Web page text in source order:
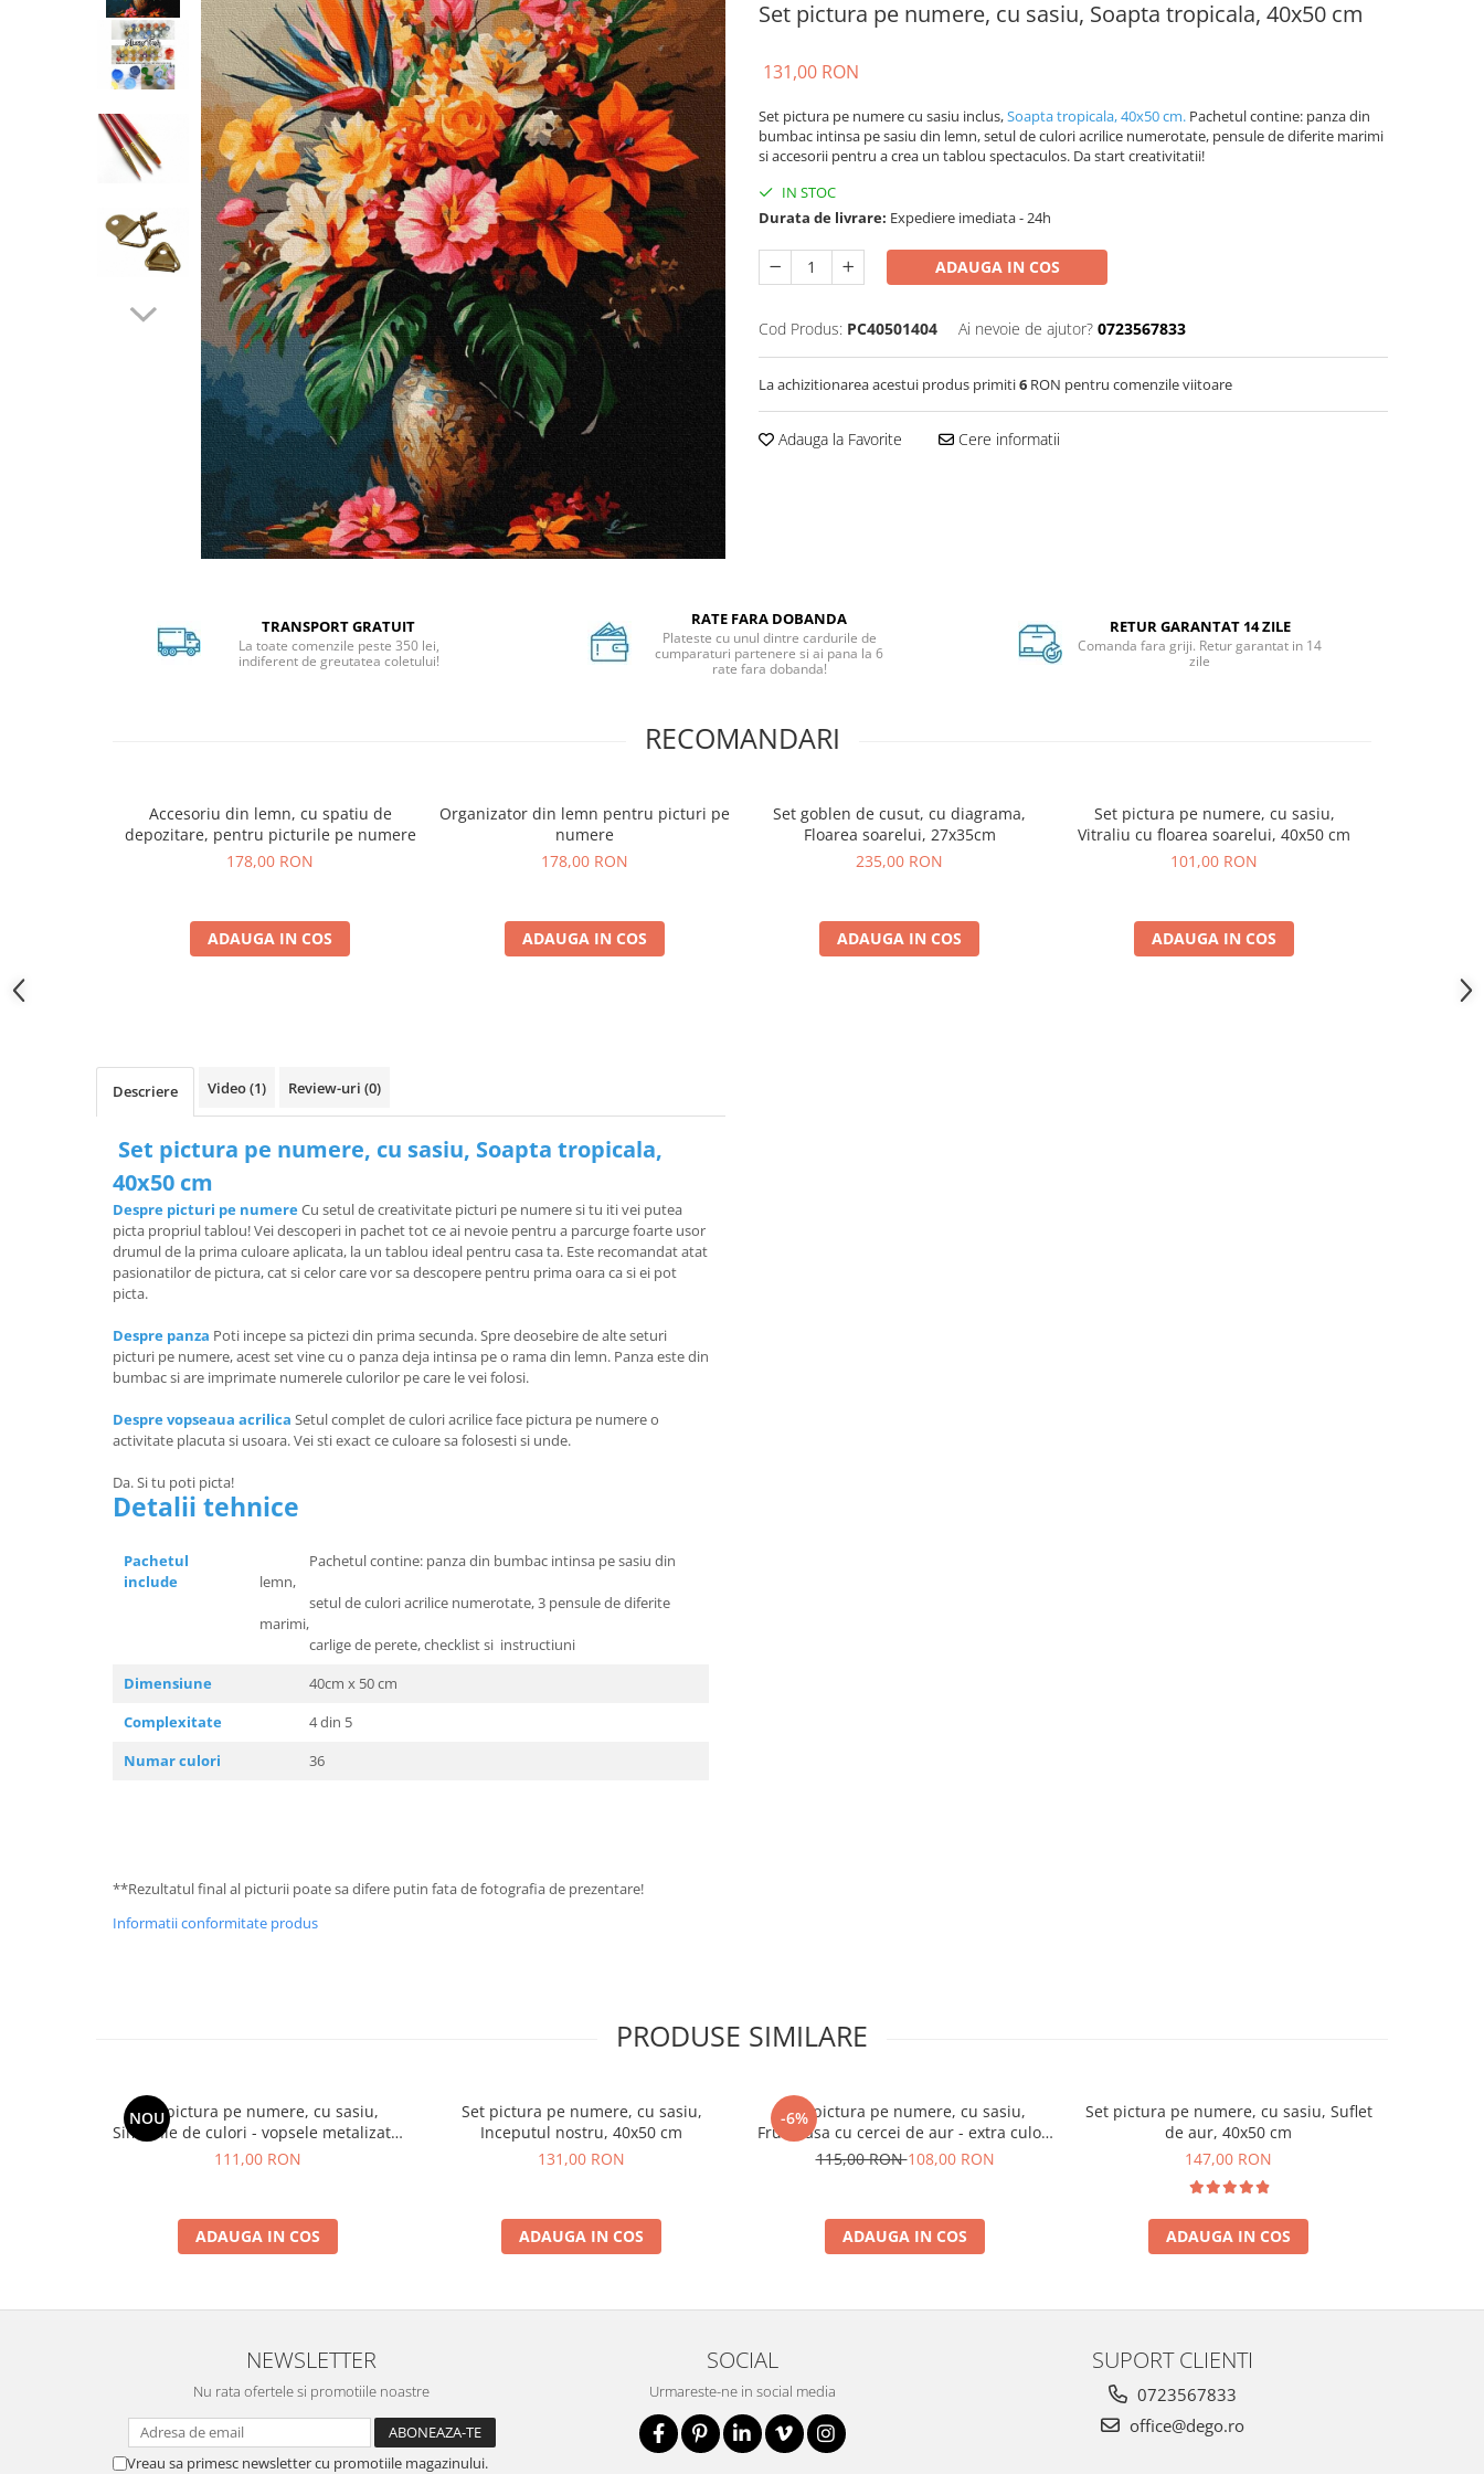
Set pictura pe numere, cu sasiu, Soapta tropicala, 40x50 cm
Facebook
131,00 RON
Set pictura pe numere cu sasiu inclus,Soapta tropicala, 40x50 cm. Pachetul contine: panza din
bumbac intinsa pe sasiu din lemn, setul de culori acrilice numerotate, pensule de diferite marimi
si accesorii pentru a crea un tablou spectaculos. Da start creativitatii!
IN STOC
Durata de livrare: Expediere imediata - 24h
ADAUGA IN COS
Cod Produs: PC40501404 Ai nevoie de ajutor? 0723567833
La achizitionarea acestui produs primiti6 RON pentru comenzile viitoare
Adauga la Favorite Cere informatii
TRANSPORT GRATUIT
La toate comenzile peste 350 lei,
indiferent de greutatea coletului!
RATE FARA DOBANDA
Plateste cu unul dintre cardurile de
cumparaturi partenere si ai pana la 6
rate fara dobanda!
RETUR GARANTAT 14 ZILE
Comanda fara griji. Retur garantat in 14
zile
RECOMANDARI
Accesoriu din lemn, cu spatiu de
depozitare, pentru picturile pe numere
178,00 RON
ADAUGA IN COS
Organizator din lemn pentru picturi pe
numere
178,00 RON
ADAUGA IN COS
Set goblen de cusut, cu diagrama,
Floarea soarelui, 27x35cm
235,00 RON
ADAUGA IN COS
Set pictura pe numere, cu sasiu,
Vitraliu cu floarea soarelui, 40x50 cm
101,00 RON
ADAUGA IN COS
Descriere Video(1) Review-uri (0)
Set pictura pe numere, cu sasiu, Soapta tropicala,
40x50 cm
Despre picturi pe numereCu setul de creativitate picturi pe numere si tu iti vei putea
picta propriul tablou! Vei descoperi in pachet tot ce ai nevoie pentru a parcurge foarte usor
drumul de la prima culoare aplicata, la un tablou ideal pentru casa ta. Este recomandat atat
pasionatilor de pictura, cat si celor care vor sa descopere pentru prima oara ca si ei pot
picta.
Despre panza Poti incepe sa pictezi din prima secunda. Spre deosebire de alte seturi
picturi pe numere, acest set vine cu o panza deja intinsa pe o rama din lemn. Panza este din
bumbac si are imprimate numerele culorilor pe care le vei folosi.
Despre vopseaua acrilica Setul complet de culori acrilice face pictura pe numere o
activitate placuta si usoara. Vei sti exact ce culoare sa folosesti si unde.
Da. Si tu poti picta!
Detalii tehnice
Pachetul
include
Pachetul contine: panza din bumbac intinsa pe sasiu din
lemn,
setul de culori acrilice numerotate, 3 pensule de diferite
marimi,
carlige de perete, checklist si instructiuni
Dimensiune
40cm x 50 cm
Complexitate
4 din 5
Numar culori
36
**Rezultatul final al picturii poate sa difere putin fata de fotografia de prezentare!
Informatii conformitate produs
PRODUSE SIMILARE
NOU
Set pictura pe numere, cu sasiu,
Simfonie de culori - vopsele metalizate,
40x50 cm
111,00 RON
ADAUGA IN COS
Set pictura pe numere, cu sasiu,
Inceputul nostru, 40x50 cm
131,00 RON
ADAUGA IN COS
-6%
Set pictura pe numere, cu sasiu,
Frumoasa cu cercei de aur - extra culori
metalizate, 40x50 cm
115,00 RON108,00 RON
ADAUGA IN COS
Set pictura pe numere, cu sasiu, Suflet
de aur, 40x50 cm
147,00 RON
ADAUGA IN COS
NEWSLETTER
Nu rata ofertele si promotiile noastre
Vreau sa primesc newsletter cu promotiile magazinului.
SOCIAL
Urmareste-ne in social media
SUPORT CLIENTI
0723567833
office@dego.ro